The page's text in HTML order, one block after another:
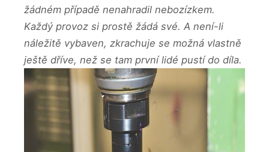
žádném případě nenahradil nebozízkem.
Každý provoz si prostě žádá své. A není-li
náležitě vybaven, zkrachuje se možná vlastně
ještě dříve, než se tam první lidé pustí do díla.